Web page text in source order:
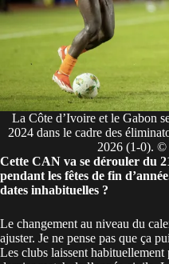
La Côte d’Ivoire et le Gabon
2024 dans le cadre des
2026 (1-0). ©
Cette CAN va se dérouler du
pendant les fêtes de fin
dates inhabituelles ?
Le changement au niveau du
ajuster. Je ne pense pas que ça
Les clubs laissent